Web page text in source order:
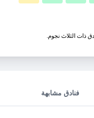
فنادق مشابهة
ذات الثلاث نجوم.